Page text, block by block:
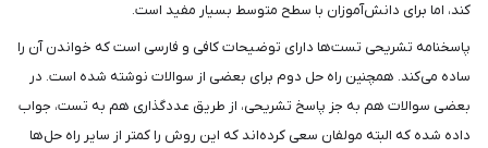
کند، اما برای دانش‌آموزان با سطح متوسط بسیار مفید است.
پاسخنامه تشریحی تست‌ها دارای توضیحات کافی و فارسی است که خواندن آن را
ساده می‌کند. همچنین راه حل دوم برای بعضی از سوالات نوشته شده است. در
بعضی سوالات هم به جز پاسخ تشریحی، از طریق عددگذاری هم به تست، جواب
داده شده که البته مولفان سعی کرده‌اند که این روش را کمتر از سایر راه حل‌ها